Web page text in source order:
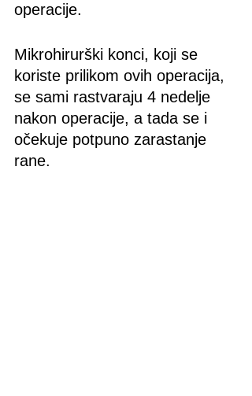
operacije.
Mikrohirurški konci, koji se
koriste prilikom ovih operacija,
se sami rastvaraju 4 nedelje
nakon operacije, a tada se i
očekuje potpuno zarastanje
rane.